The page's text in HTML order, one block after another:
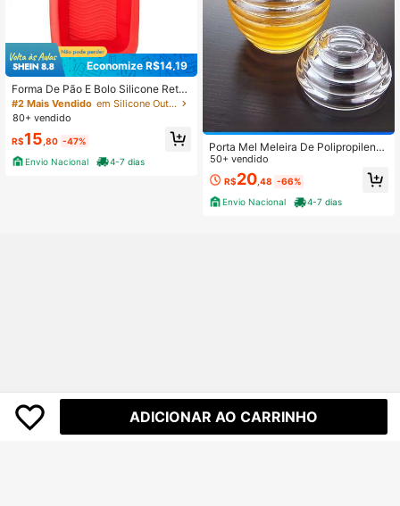
Economize R$14,19
Forma De Pão E Bolo Silicone Reta
ngular Cozinha Prática 24x13 cm
#2 Mais Vendido
em Silicone Outros utensílios
80+ vendido
R$15 ,80 -47%
Envio Nacional
4-7 dias
Porta Mel Meleira De Polipropileno
Colméia Porta Mel Design Sofistica
do Dosadora 223ml
50+ vendido
R$20,48 -66%
Envio Nacional
4-7 dias
ADICIONAR AO CARRINHO